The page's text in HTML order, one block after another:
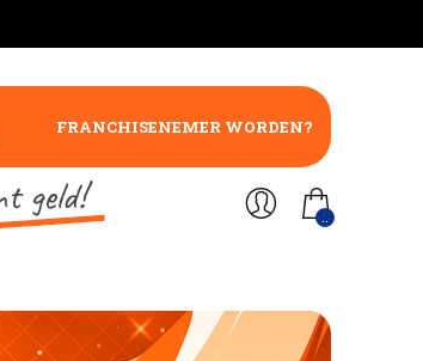
FRANCHISENEMER WORDEN?
geld! ..